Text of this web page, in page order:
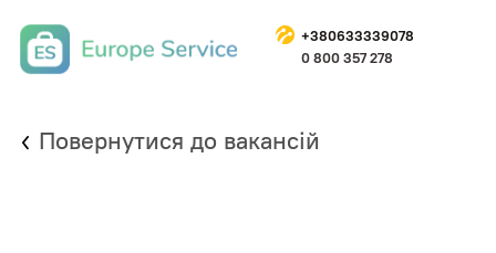
+380633339078
0 800 357 278
Повернутися до вакансій